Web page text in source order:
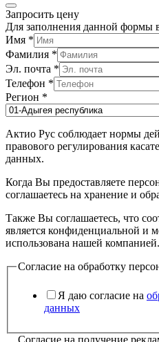
Запросить цену
Для заполнения данной формы
Имя *
Фамилия *
Эл. почта *
Телефон *
Регион *
Актио Рус соблюдает нормы
правового регулирования
данных.
Когда Вы предоставляете
соглашаетесь на хранение и
Также Вы соглашаетесь, что
является конфиденциальной и
использована нашей компанией.
Согласие на обработку
Я даю согласие на
данных
Согласие на получение